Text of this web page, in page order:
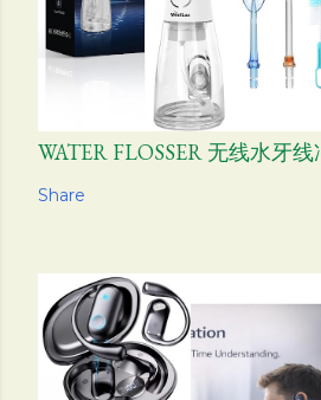
WATER FLOSSER 无线水牙
Share